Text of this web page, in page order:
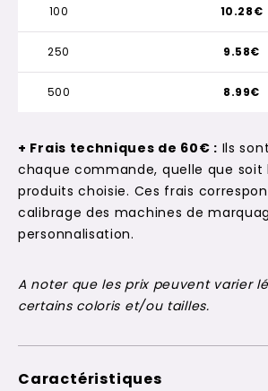
100
250
500
10.28€
9.58€
8.99€
+ Frais techniques de 60€ : Ils
chaque commande, quelle que
produits choisie. Ces frais
calibrage des machines de
personnalisation.
A noter que les prix peuvent varier
certains coloris et/ou tailles.
Caractéristiques